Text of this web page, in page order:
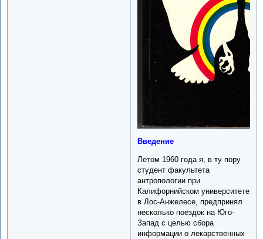
Введение
Летом 1960 года я, в ту пору
студент факультета
антропологии при
Калифорнийском университете
в Лос-Анжелесе, предпринял
несколько поездок на Юго-
Запад с целью сбора
информации о лекарственных